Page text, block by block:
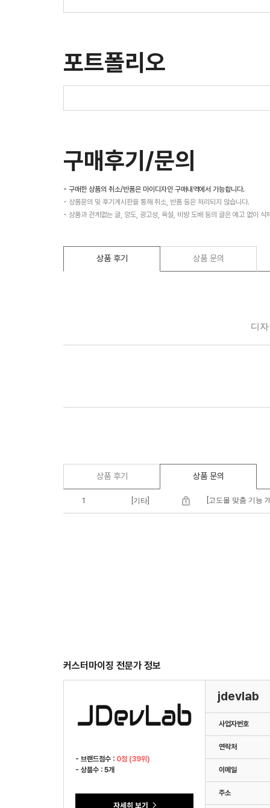
포트폴리오
구매후기/문의
- 구매한 상품의 취소/반품은 마이디자인 구매내역에서 가능합니다.
- 상품문의 및 후기게시판을 통해 취소, 반품 등은 처리되지 않습니다.
- 상품과 관계없는 글, 양도, 광고성, 욕설, 비방 도배 등의 글은 예고 없이 삭
상품 후기 상품 문의
상품 후기 상품 문의
커스터마이징 전문가 정보
- 브랜드점수 : 0점 (39위)
- 상품수 : 5개
jdevlab
사업자번호
연락처
이메일
주소